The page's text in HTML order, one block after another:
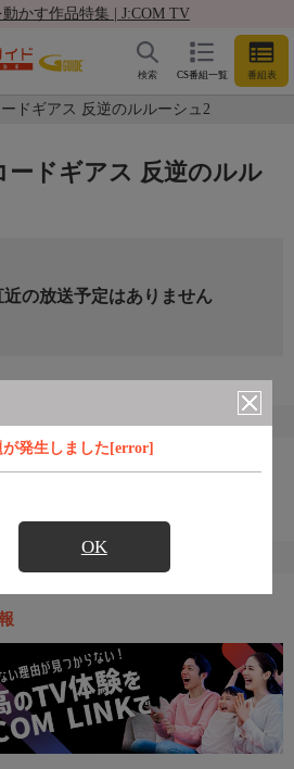
かす作品特集 | J:COM TV
CS番組一覧 番組表
検索
ドギアス 反逆のルルーシュ2
が発生しました[error]
OK
ードギアス 反逆のルル
近の放送予定はありません
番組